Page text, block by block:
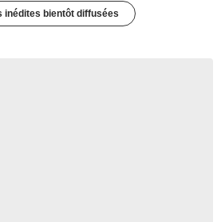
inédites bientôt diffusées